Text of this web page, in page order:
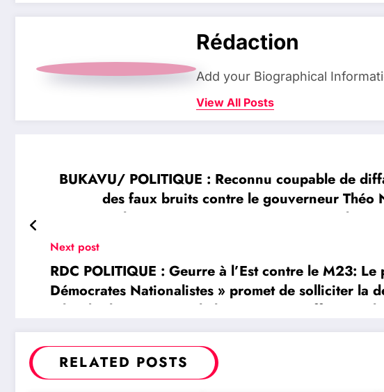
Rédaction
Add your Biographical
View All Posts
BUKAVU/ POLITIQUE : Reconnu coupable de
des faux bruits contre le gouverneur Théo
Chizungu est passé aux aveux et a
Next post
RDC POLITIQUE : Geurre à l’Est contre le M23:
Démocrates Nationalistes » promet de solliciter la
Tshisekedi au sommet de l’Etat pour insuffisance
RELATED POSTS